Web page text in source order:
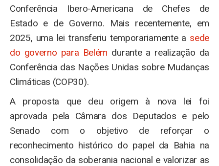
Conferência Ibero-Americana de Chefes de
Estado e de Governo. Mais recentemente, em
2025, uma lei transferiu temporariamente a sede
do governo para Belém durante a realização da
Conferência das Nações Unidas sobre Mudanças
Climáticas (COP30).
A proposta que deu origem à nova lei foi
aprovada pela Câmara dos Deputados e pelo
Senado com o objetivo de reforçar o
reconhecimento histórico do papel da Bahia na
consolidação da soberania nacional e valorizar as